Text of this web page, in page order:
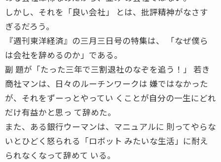
しかし、それを「良い会社」 とは、批評精神がなさす
ぎるだろう。
『週刊東洋経済』の三月三日号の特集は、 「なぜ僕ら
は会社を辞めるのか」である。
副 題が「たった三年で三割退社のなぞを追う！」 若き
商社マンは、日々のルーチンワークは 嫌ではなかった
が、それをずーっとやってい くことが自分の一生にどれ
だけ有益かと思っ て辞めた。
また、ある銀行ウーマンは、マニュアルに 則ってやらな
いとひどく怒られる「ロボット みたいな生活」に耐え
られなくなって辞めて いる。